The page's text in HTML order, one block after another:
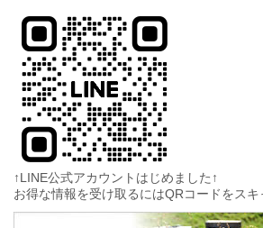
↑LINE公式アカウントはじめました↑
お得な情報を受け取るにはQRコードをス